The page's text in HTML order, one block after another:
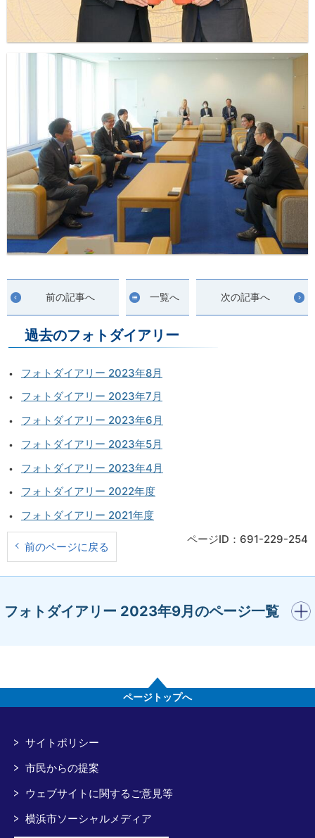
前の記事へ 一覧へ 次の記事へ
過去のフォトダイアリー
フォトダイアリー 2023年8月
フォトダイアリー 2023年7月
フォトダイアリー 2023年6月
フォトダイアリー 2023年5月
フォトダイアリー 2023年4月
フォトダイアリー 2022年度
フォトダイアリー 2021年度
前のページに戻る
ページID：691-229-254
フォトダイアリー 2023年9月のページ一覧
開く
ページトップへ
サイトポリシー
市民からの提案
ウェブサイトに関するご意見等
横浜市ソーシャルメディア